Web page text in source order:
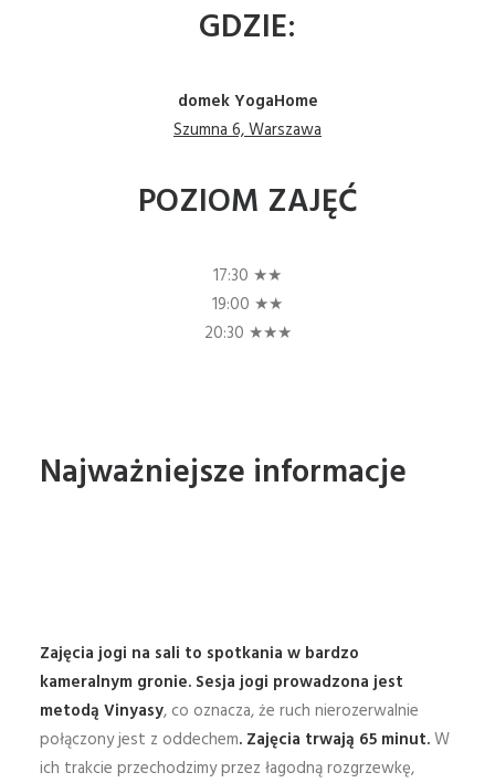
GDZIE:
domek YogaHome
Szumna 6,Warszawa
POZIOM ZAJĘĆ
17:30 ★★
19:00 ★★
20:30 ★★★
Najważniejsze informacje
Zajęcia jogi na sali to spotkania w bardzo
kameralnym gronie. Sesja jogi prowadzona jest
metodą Vinyasy, co oznacza, że ruch nierozerwalnie
połączony jest z oddechem. Zajęcia trwają 65 minut.W
ich trakcie przechodzimy przez łagodną rozgrzewkę,